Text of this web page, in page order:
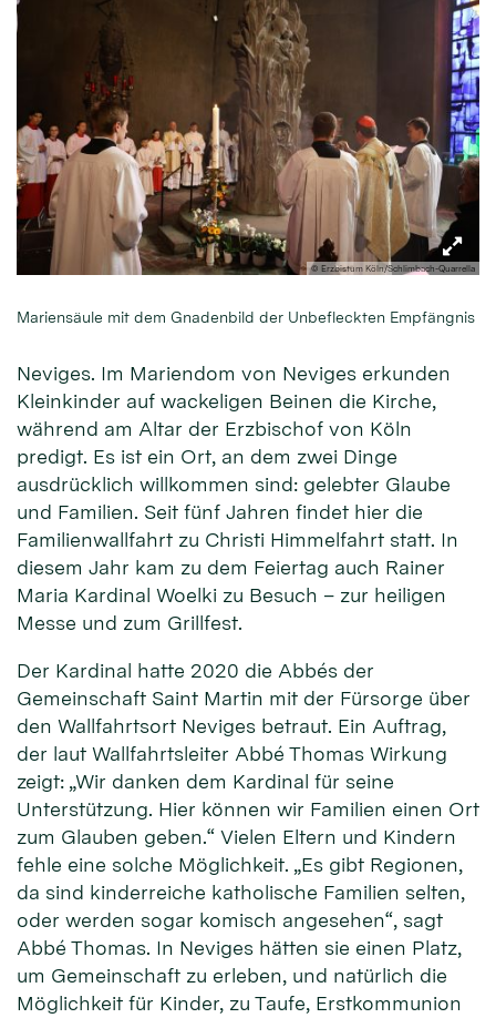
© Erzbistum Köln/Schlimbach-Quarrella
Mariensäule mit dem Gnadenbild der Unbefleckten Empfängnis
Neviges. Im Mariendom von Neviges erkunden
Kleinkinder auf wackeligen Beinen die Kirche,
während am Altar der Erzbischof von Köln
predigt. Es ist ein Ort, an dem zwei Dinge
ausdrücklich willkommen sind: gelebter Glaube
und Familien. Seit fünf Jahren findet hier die
Familienwallfahrt zu Christi Himmelfahrt statt. In
diesem Jahr kam zu dem Feiertag auch Rainer
Maria Kardinal Woelki zu Besuch – zur heiligen
Messe und zum Grillfest.
Der Kardinal hatte 2020 die Abbés der
Gemeinschaft Saint Martin mit der Fürsorge über
den Wallfahrtsort Neviges betraut. Ein Auftrag,
der laut Wallfahrtsleiter Abbé Thomas Wirkung
zeigt: „Wir danken dem Kardinal für seine
Unterstützung. Hier können wir Familien einen Ort
zum Glauben geben.“ Vielen Eltern und Kindern
fehle eine solche Möglichkeit. „Es gibt Regionen,
da sind kinderreiche katholische Familien selten,
oder werden sogar komisch angesehen“, sagt
Abbé Thomas. In Neviges hätten sie einen Platz,
um Gemeinschaft zu erleben, und natürlich die
Möglichkeit für Kinder, zu Taufe, Erstkommunion